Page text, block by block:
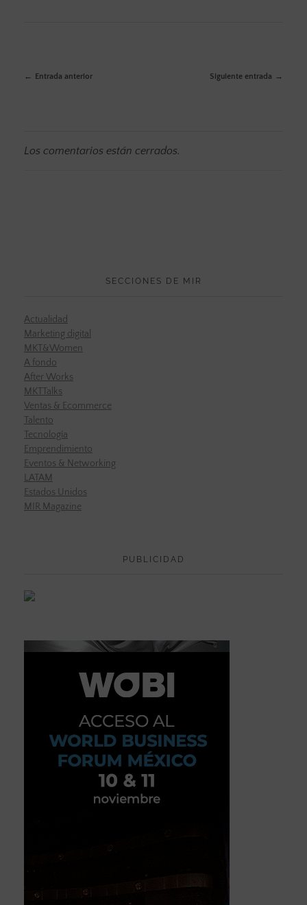
Entrada anterior Siguiente entrada
Los comentarios están cerrados.
SECCIONES DE MIR
Actualidad
Marketing digital
MKT&Women
A fondo
After Works
MKTTalks
Ventas & Ecommerce
Talento
Tecnología
Emprendimiento
Eventos & Networking
LATAM
Estados Unidos
MIR Magazine
PUBLICIDAD